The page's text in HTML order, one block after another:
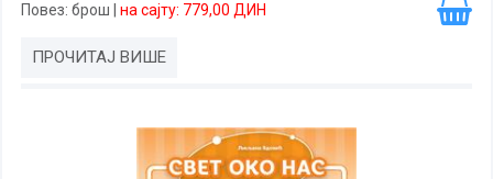
Повез: брош на сајту: 779,00 ДИН
ПРОЧИТАЈ ВИШЕ